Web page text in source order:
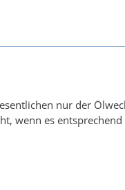
nur der
wenn es entsprechend